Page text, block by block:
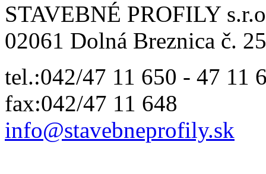
STAVEBNÉ PROFILY
02061 Dolná Breznica č.
tel.:042/47 11 650 - 47 11
fax:042/47 11 648
info@stavebneprofily.sk